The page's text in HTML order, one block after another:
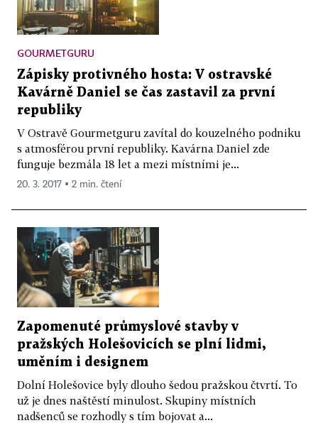
GOURMETGURU
Zápisky protivného hosta: V ostravské
Kavárně Daniel se čas zastavil za první
republiky
V Ostravě Gourmetguru zavítal do kouzelného podniku
s atmosférou první republiky. Kavárna Daniel zde
funguje bezmála 18 let a mezi místními je...
20. 3. 2017 ▪ 2 min. čtení
Zapomenuté průmyslové stavby v
pražských Holešovicích se plní lidmi,
uměním i designem
Dolní Holešovice byly dlouho šedou pražskou čtvrtí. To
už je dnes naštěstí minulost. Skupiny místních
nadšenců se rozhodly s tím bojovat a...